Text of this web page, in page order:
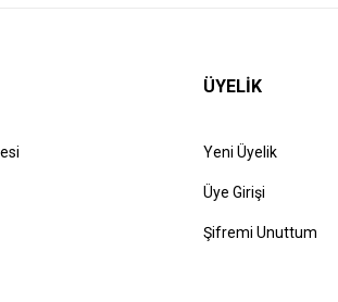
ÜYELİK
Yeni Üyelik
Üye Girişi
Şifremi Unuttum